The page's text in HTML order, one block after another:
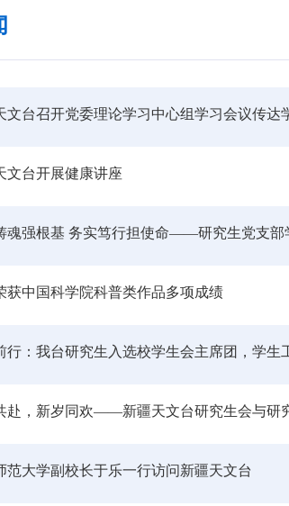
文台召开党委理论学习中心组学习会议传达
文台开展健康讲座
获中国科学院科普类作品多项成绩
行：我台研究生入选校学生会主席团，学生
赴，新岁同欢——新疆天文台研究生会与研
范大学副校长于乐一行访问新疆天文台